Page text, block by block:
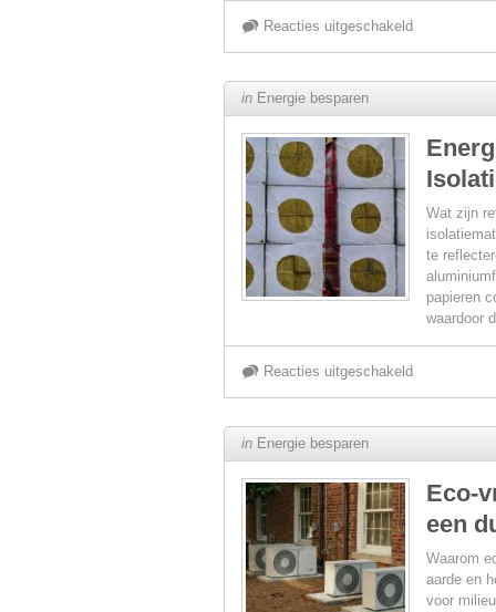
Reacties uitgeschakeldvoor
met
grondige
isolatie
muren
en
plafonds
in Energie besparen
Wat zijn
te
papieren
waardoor
Reacties uitgeschakeldvoor
in Energie besparen
Eco-
een
Waarom
aarde en
voor